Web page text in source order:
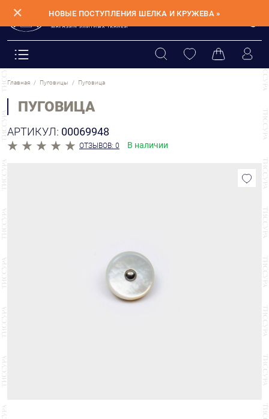
✕ НОВЫЕ ПОСТУПЛЕНИЯ ШЕЛКА И КРУЖЕВА »
Главная Пуговицы Пуговица
ПУГОВИЦА
АРТИКУЛ: 00069948
ОТЗЫВОВ: 0 В наличии